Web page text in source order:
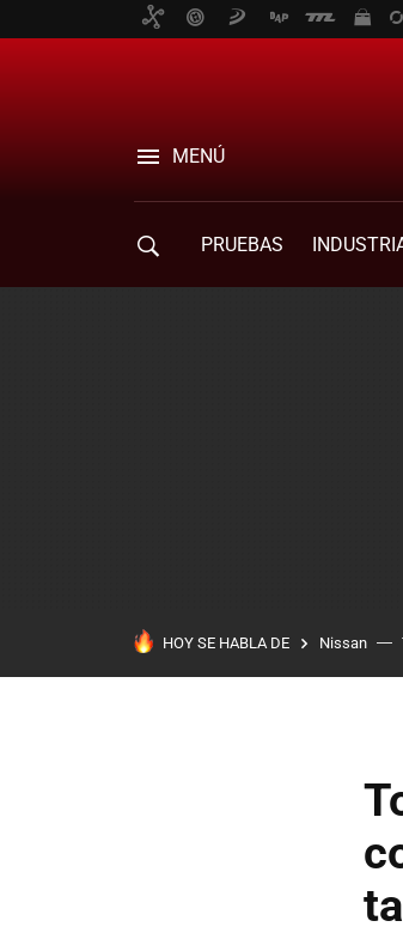
MENÚ
PRUEBAS
HOY SE HABLA DE Nissan